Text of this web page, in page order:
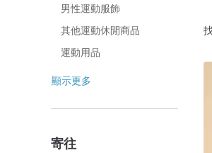
男性運動服飾
其他運動休閒商品
運動用品
顯示更多
寄往